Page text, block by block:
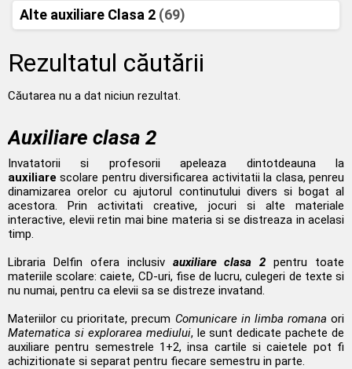
Alte auxiliare Clasa 2 (69)
Rezultatul căutării
Căutarea nu a dat niciun rezultat.
Auxiliare clasa 2
Invatatorii si profesorii apeleaza dintotdeauna la
auxiliare scolare pentru diversificarea activitatii la clasa, penreu
dinamizarea orelor cu ajutorul continutului divers si bogat al
acestora. Prin activitati creative, jocuri si alte materiale
interactive, elevii retin mai bine materia si se distreaza in acelasi
timp.
Libraria Delfin ofera inclusiv auxiliare clasa 2 pentru toate
materiile scolare: caiete, CD-uri, fise de lucru, culegeri de texte si
nu numai, pentru ca elevii sa se distreze invatand.
Materiilor cu prioritate, precum Comunicare in limba romana ori
Matematica si explorarea mediului, le sunt dedicate pachete de
auxiliare pentru semestrele 1+2, insa cartile si caietele pot fi
achizitionate si separat pentru fiecare semestru in parte.